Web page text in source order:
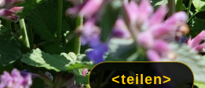
<teilen>